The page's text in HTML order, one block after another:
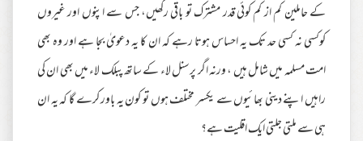
کے حاملین کم از کم کوئی قدر مشترک تو باقی رکھیں، جس سے اپنوں اور غیروں
کوکسی نہ کسی حد تک یہ احساس ہوتا رہے کہ ان کا یہ دعویٰ بجا ہے اور وہ بھی
امت مسلمہ میں شامل ہیں ، ورنہ اگر پرسنل لاء کے ساتھ پبلک لاء میں بھی ان کی
راہیں اپنے دینی بھائیوں سے یکسر مختلف ہوں تو کون یہ باور کرے گا کہ یہ ان
ہی سے ملتی جلتی ایک اقلیت ہے؟